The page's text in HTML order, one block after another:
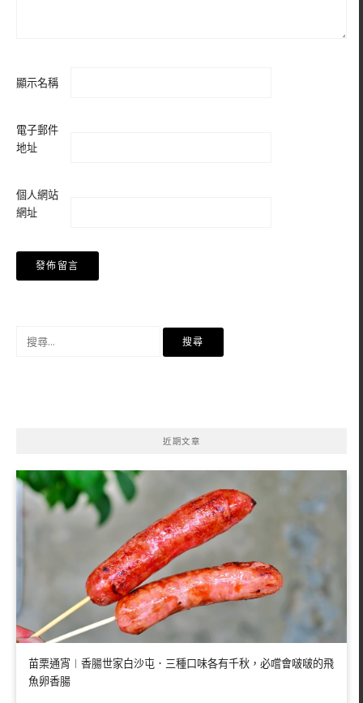
顯示名稱
電子郵件
地址
個人網站
網址
近期文章
苗栗通宵︱香腸世家白沙屯．三種口味各有千秋，必嚐會啵啵的飛
魚卵香腸